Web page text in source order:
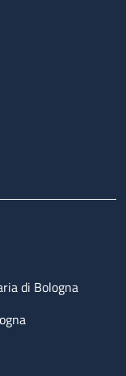
di Bologna